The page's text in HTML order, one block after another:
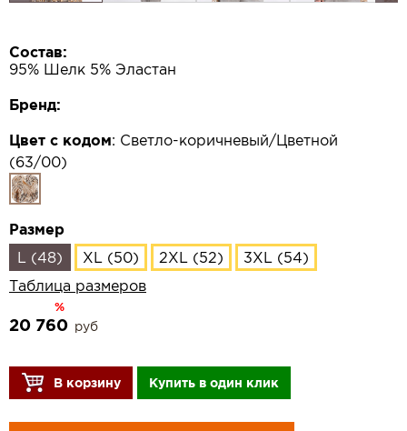
Состав:
95% Шелк 5% Эластан
Бренд:
Цвет с кодом: Светло-коричневый/Цветной
(63/00)
Размер
L (48)
XL (50) 2XL (52)
3XL (54)
Таблица размеров
%
20 760 руб
В корзину Купить в один клик